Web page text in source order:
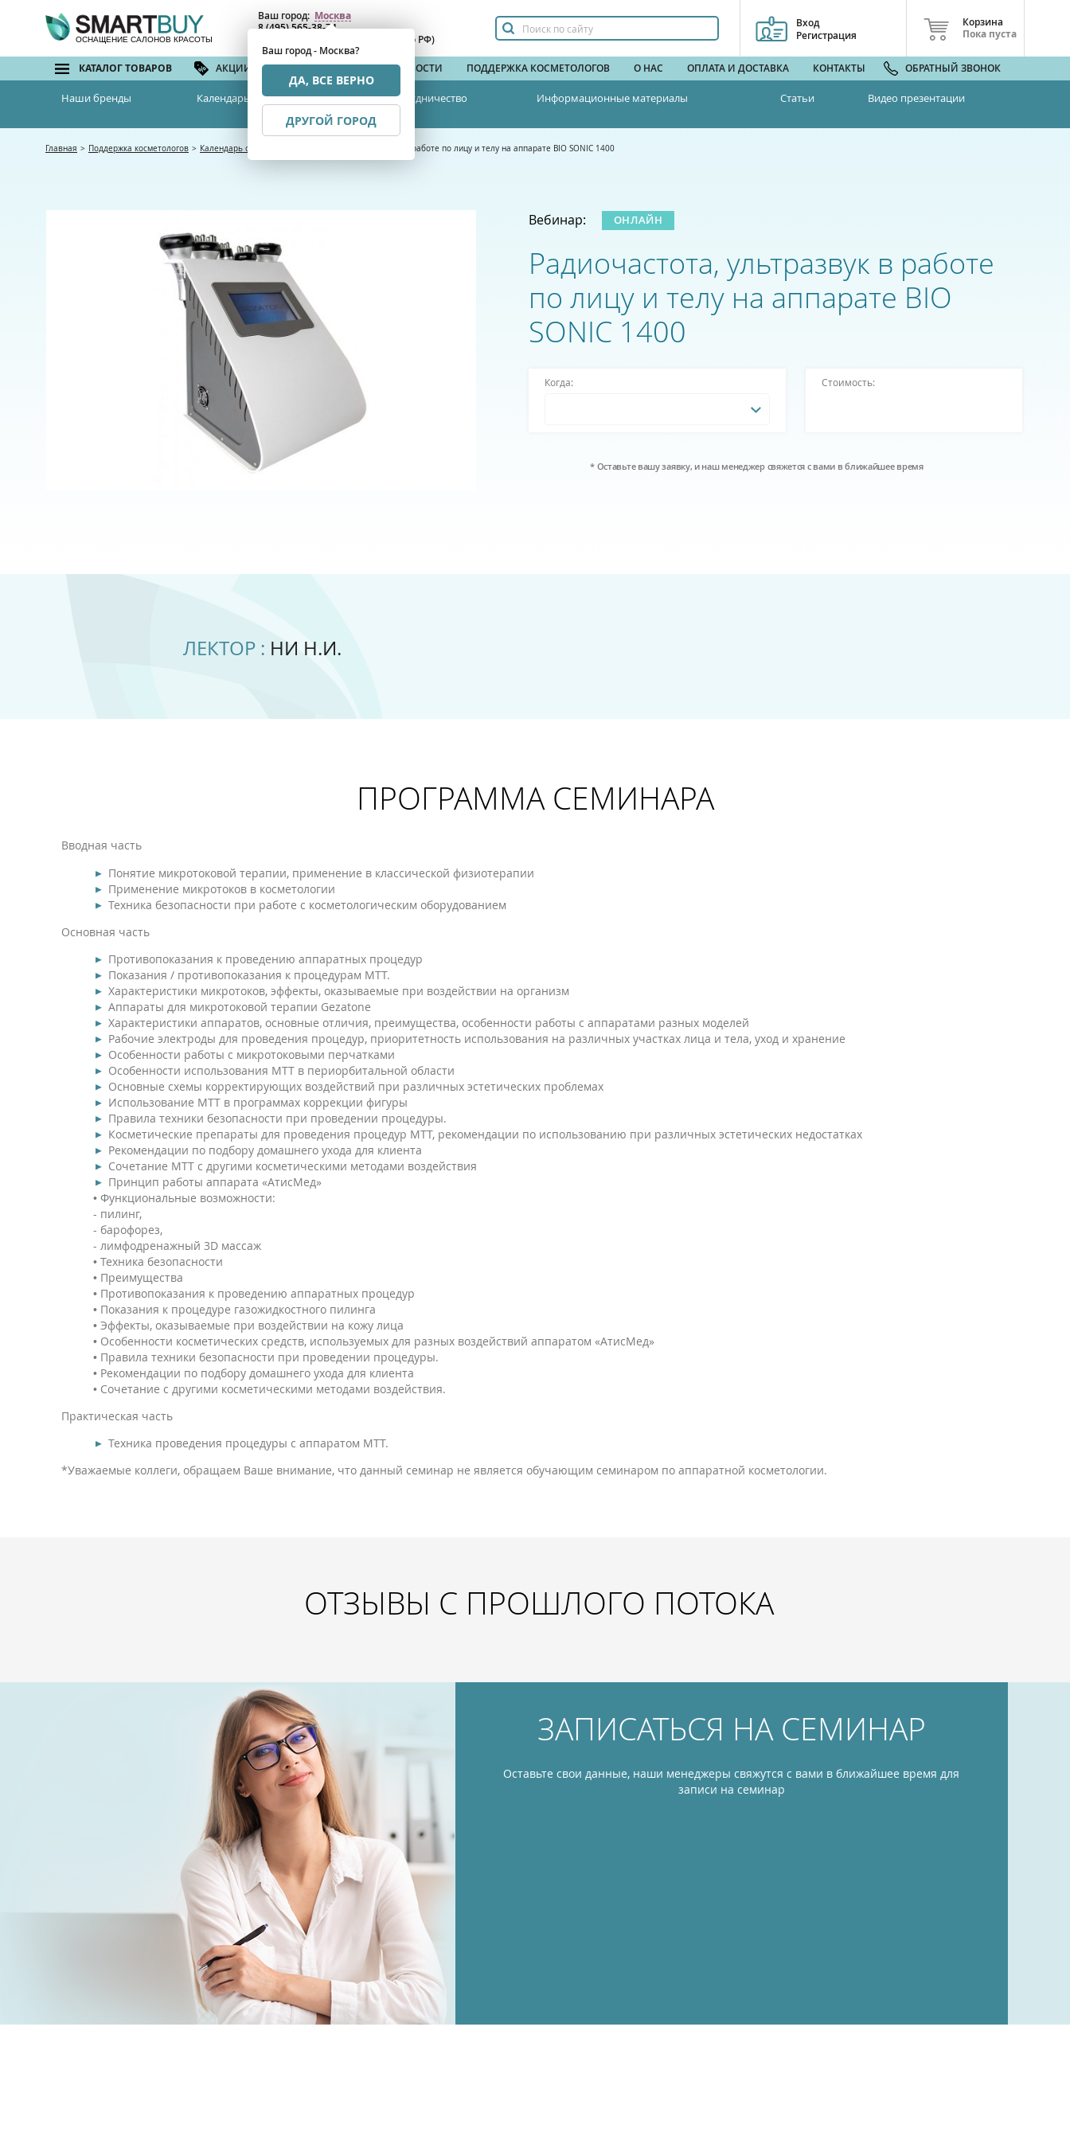
ОСНАЩЕНИЕ САЛОНОВ КРАСОТЫ
Ваш город: Москва
Ваш город - Москва?
ДА, ВСЕ ВЕРНО
ДРУГОЙ ГОРОД
8 (495) 565-38-74
(бесплатный по РФ)
Вход
Регистрация
Корзина
Пока пуста
КАТАЛОГ ТОВАРОВ АКЦИИ И СКИДКИ БРЕНДЫ НОВОСТИ ПОДДЕРЖКА КОСМЕТОЛОГОВ О НАС ОПЛАТА И ДОСТАВКА КОНТАКТЫ ОБРАТНЫЙ ЗВОНОК
Наши бренды Календарь семинаров Сотрудничество Информационные материалы Статьи Видео презентации
Главная > Поддержка косметологов > Календарь семинаров Радиочастота, ультразвук в работе по лицу и телу на аппарате BIO SONIC 1400
Вебинар: ОНЛАЙН
Радиочастота, ультразвук в работе
по лицу и телу на аппарате BIO
SONIC 1400
Когда: Стоимость:
* Оставьте вашу заявку, и наш менеджер свяжется с вами в ближайшее время
ЛЕКТОР : НИ Н.И.
ПРОГРАММА СЕМИНАРА
Вводная часть
Понятие микротоковой терапии, применение в классической физиотерапии
Применение микротоков в косметологии
Техника безопасности при работе с косметологическим оборудованием
Основная часть
Противопоказания к проведению аппаратных процедур
Показания / противопоказания к процедурам МТТ.
Характеристики микротоков, эффекты, оказываемые при воздействии на организм
Аппараты для микротоковой терапии Gezatone
Характеристики аппаратов, основные отличия, преимущества, особенности работы с аппаратами разных моделей
Рабочие электроды для проведения процедур, приоритетность использования на различных участках лица и тела, уход и хранение
Особенности работы с микротоковыми перчатками
Особенности использования МТТ в периорбитальной области
Основные схемы корректирующих воздействий при различных эстетических проблемах
Использование МТТ в программах коррекции фигуры
Правила техники безопасности при проведении процедуры.
Косметические препараты для проведения процедур МТТ, рекомендации по использованию при различных эстетических недостатках
Рекомендации по подбору домашнего ухода для клиента
Сочетание МТТ с другими косметическими методами воздействия
Принцип работы аппарата «АтисМед»
• Функциональные возможности:
- пилинг,
- барофорез,
- лимфодренажный 3D массаж
• Техника безопасности
• Преимущества
• Противопоказания к проведению аппаратных процедур
• Показания к процедуре газожидкостного пилинга
• Эффекты, оказываемые при воздействии на кожу лица
• Особенности косметических средств, используемых для разных воздействий аппаратом «АтисМед»
• Правила техники безопасности при проведении процедуры.
• Рекомендации по подбору домашнего ухода для клиента
• Сочетание с другими косметическими методами воздействия.
Практическая часть
Техника проведения процедуры с аппаратом МТТ.
*Уважаемые коллеги, обращаем Ваше внимание, что данный семинар не является обучающим семинаром по аппаратной косметологии.
ОТЗЫВЫ С ПРОШЛОГО ПОТОКА
ЗАПИСАТЬСЯ НА СЕМИНАР
Оставьте свои данные, наши менеджеры свяжутся с вами в ближайшее время для
записи на семинар